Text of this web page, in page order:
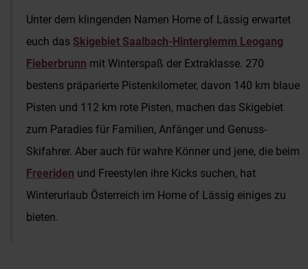
Unter dem klingenden Namen Home of Lässig erwartet
euch das Skigebiet Saalbach-Hinterglemm Leogang
Fieberbrunn mit Winterspaß der Extraklasse. 270
bestens präparierte Pistenkilometer, davon 140 km blaue
Pisten und 112 km rote Pisten, machen das Skigebiet
zum Paradies für Familien, Anfänger und Genuss-
Skifahrer. Aber auch für wahre Könner und jene, die beim
Freeriden und Freestylen ihre Kicks suchen, hat
Winterurlaub Österreich im Home of Lässig einiges zu
bieten.